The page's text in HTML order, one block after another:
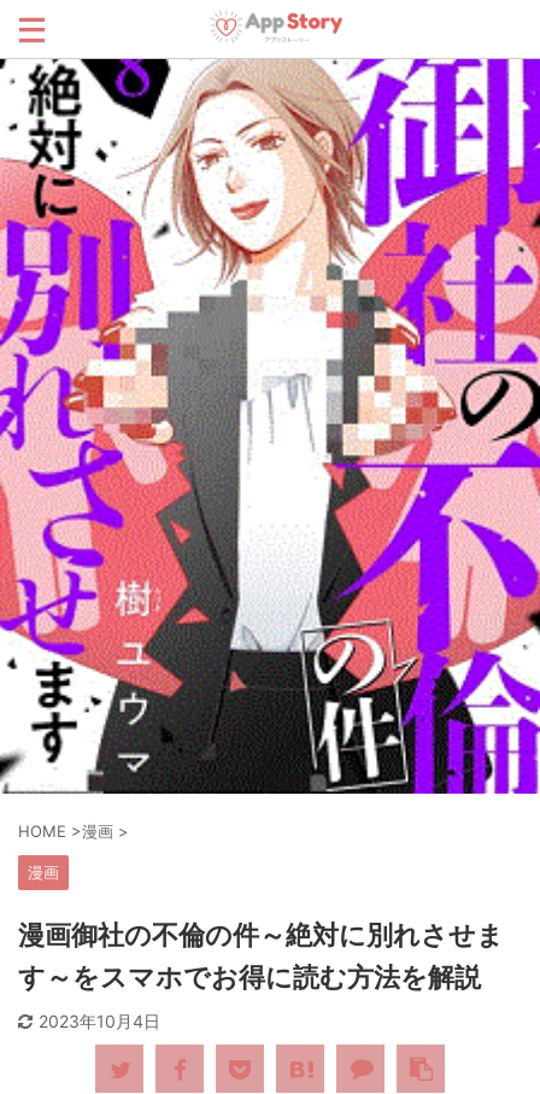
HOME >漫画 >
漫画
漫画御社の不倫の件～絶対に別れさせま
す～をスマホでお得に読む方法を解説
2023年10月4日